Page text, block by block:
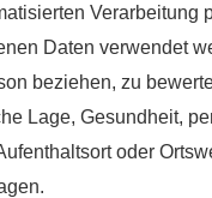
Daten verwendet
beziehen, zu
Lage, Gesundheit,
oder